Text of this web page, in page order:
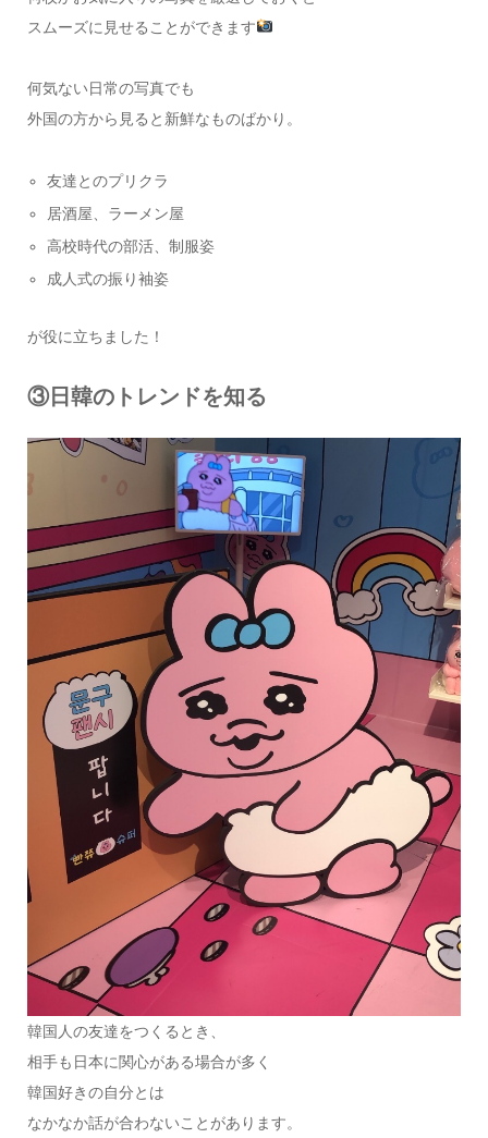
スムーズに見せることができます
何気ない日常の写真でも
外国の方から見ると新鮮なものばかり。
友達とのプリクラ
居酒屋、ラーメン屋
高校時代の部活、制服姿
成人式の振り袖姿
が役に立ちました！
③日韓のトレンドを知る
韓国人の友達をつくるとき、
相手も日本に関心がある場合が多く
韓国好きの自分とは
なかなか話が合わないことがあります。